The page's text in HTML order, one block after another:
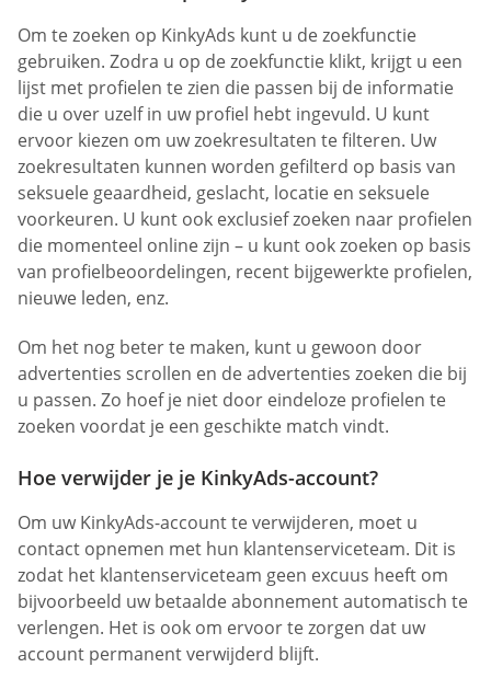
Om te zoeken op KinkyAds kunt u de zoekfunctie
gebruiken. Zodra u op de zoekfunctie klikt, krijgt u een
lijst met profielen te zien die passen bij de informatie
die u over uzelf in uw profiel hebt ingevuld. U kunt
ervoor kiezen om uw zoekresultaten te filteren. Uw
zoekresultaten kunnen worden gefilterd op basis van
seksuele geaardheid, geslacht, locatie en seksuele
voorkeuren. U kunt ook exclusief zoeken naar profielen
die momenteel online zijn – u kunt ook zoeken op basis
van profielbeoordelingen, recent bijgewerkte profielen,
nieuwe leden, enz.
Om het nog beter te maken, kunt u gewoon door
advertenties scrollen en de advertenties zoeken die bij
u passen. Zo hoef je niet door eindeloze profielen te
zoeken voordat je een geschikte match vindt.
Hoe verwijder je je KinkyAds-account?
Om uw KinkyAds-account te verwijderen, moet u
contact opnemen met hun klantenserviceteam. Dit is
zodat het klantenserviceteam geen excuus heeft om
bijvoorbeeld uw betaalde abonnement automatisch te
verlengen. Het is ook om ervoor te zorgen dat uw
account permanent verwijderd blijft.